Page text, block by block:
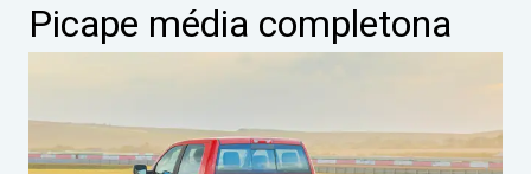
Picape média completona